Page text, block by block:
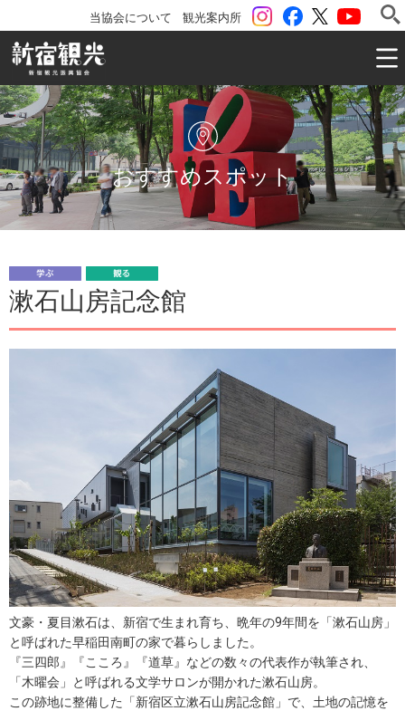
ツイッター
Facebook
instagram
観光案内所
当協会について
一般社団法人 新宿観光振興協会 Shinjuku
おすすめスポット
ぶ
る
漱石山房記念館
文豪・夏目漱石は、新宿で生まれ育ち、晩年の9年間を「漱石山房」
と呼ばれた早稲田南町の家で暮らしました。
『三四郎』『こころ』『道草』などの数々の代表作が執筆され、
「木曜会」と呼ばれる文学サロンが開かれた漱石山房。
この跡地に整備した「新宿区立漱石山房記念館」で、土地の記憶を